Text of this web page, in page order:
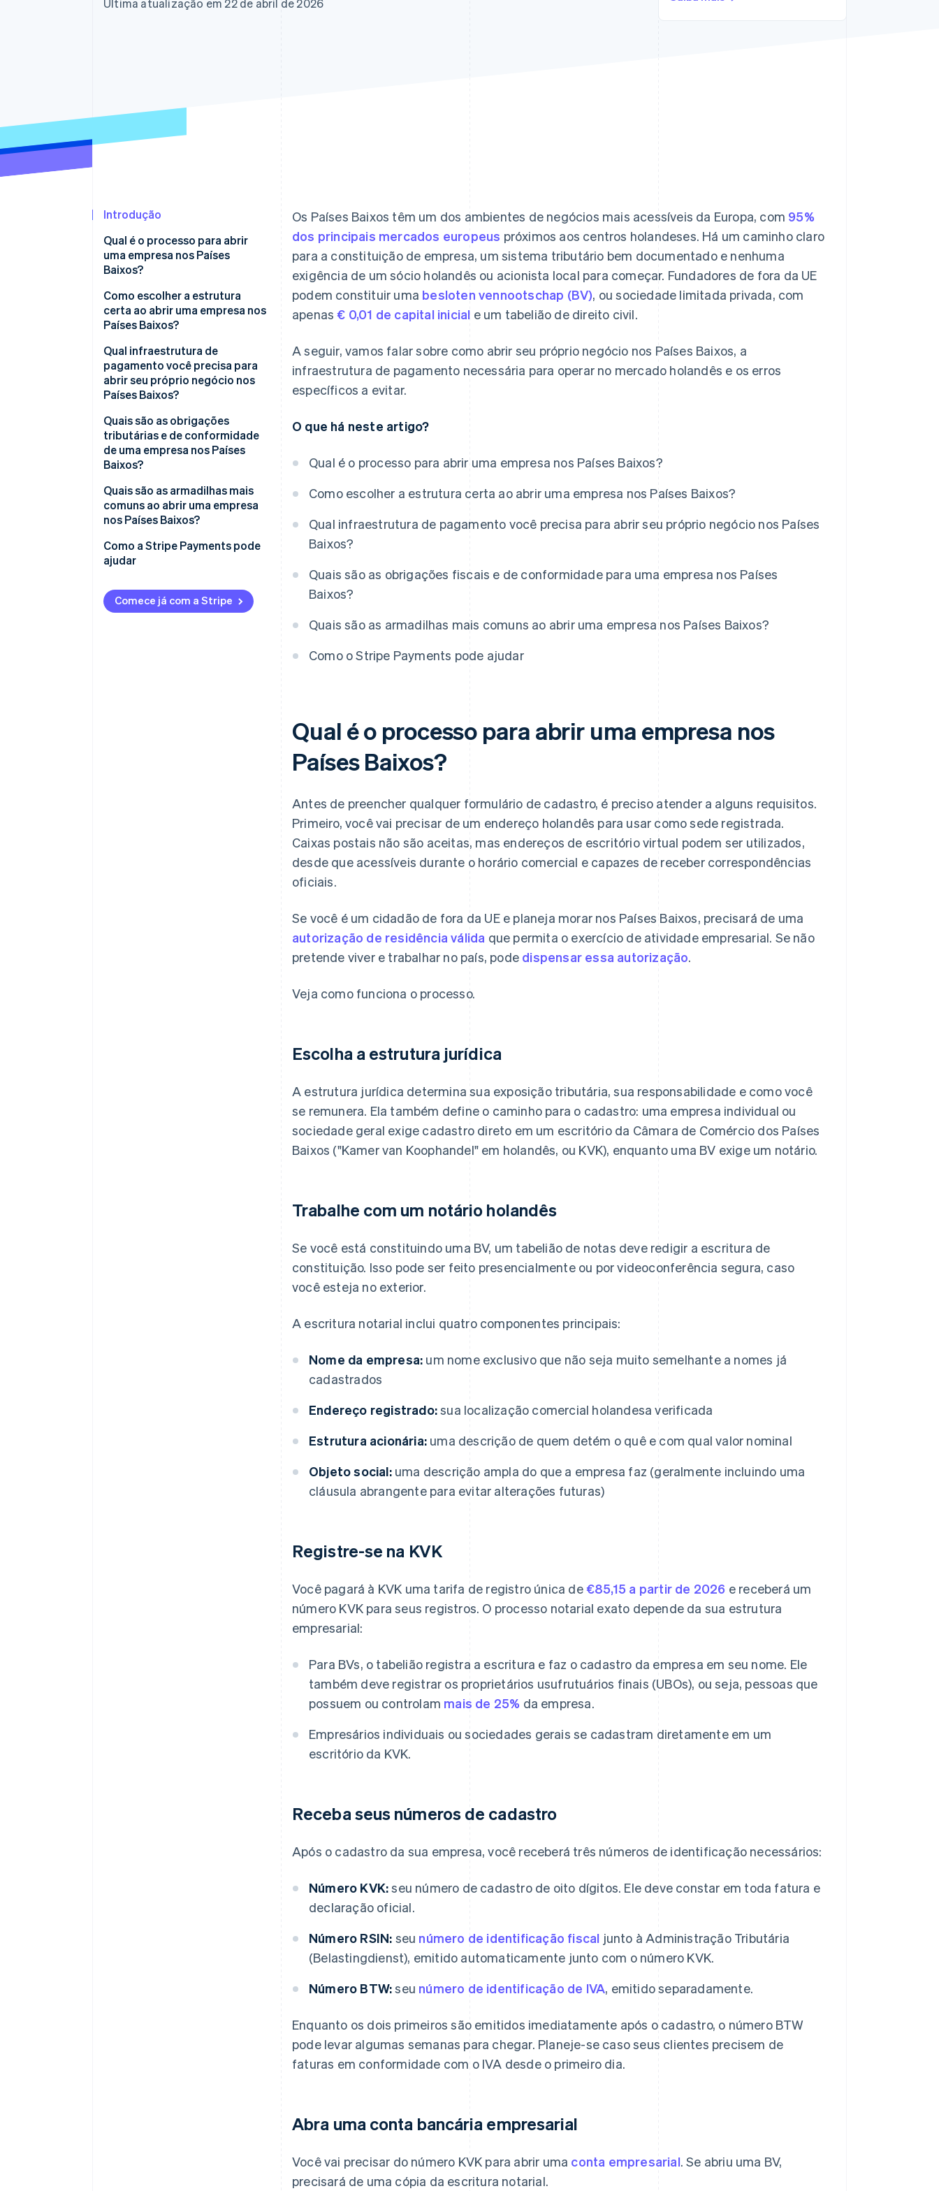
Veja como a Stripe está
Última atualização em 22 de abril de 2026
Introdução
Qual é o processo para abrir
uma empresa nos Países
Baixos?
Escolha a estrutura jurídica
Trabalhe com um notário
Registre-se na KVK
Receba seus números de
cadastro
Abra uma conta bancária
empresarial
Obtenha licenças específicas
do setor
Como escolher a estrutura
certa ao abrir uma empresa nos
Países Baixos?
Qual infraestrutura de
pagamento você precisa para
abrir seu próprio negócio nos
Países Baixos?
Quais são as obrigações
tributárias e de conformidade
de uma empresa nos Países
Baixos?
IVA (BTW)
Imposto de renda corporativo
Imposto sobre a folha de
pagamento
Tratados fiscais
Quais são as armadilhas mais
comuns ao abrir uma empresa
nos Países Baixos?
Escolher a estrutura jurídica
errada logo no início
Subestimar o salário mínimo
costumeiro
Como a Stripe Payments pode
ajudar
Comece já com a Stripe
Os Países Baixos têm um dos ambientes de negócios mais acessíveis da Europa, com 95%
dos principais mercados europeus próximos aos centros holandeses. Há um caminho claro
para a constituição de empresa, um sistema tributário bem documentado e nenhuma
exigência de um sócio holandês ou acionista local para começar. Fundadores de fora da UE
podem constituir uma besloten vennootschap (BV), ou sociedade limitada privada, com
apenas€ 0,01 de capital inicial e um tabelião de direito civil.
A seguir, vamos falar sobre como abrir seu próprio negócio nos Países Baixos, a
infraestrutura de pagamento necessária para operar no mercado holandês e os erros
específicos a evitar.
O que há neste artigo?
Qual é o processo para abrir uma empresa nos Países Baixos?
Como escolher a estrutura certa ao abrir uma empresa nos Países Baixos?
Qual infraestrutura de pagamento você precisa para abrir seu próprio negócio nos Países
Baixos?
Quais são as obrigações fiscais e de conformidade para uma empresa nos Países
Baixos?
Quais são as armadilhas mais comuns ao abrir uma empresa nos Países Baixos?
Como o Stripe Payments pode ajudar
Qual é o processo para abrir uma empresa nos
Países Baixos?
Antes de preencher qualquer formulário de cadastro, é preciso atender a alguns requisitos.
Primeiro, você vai precisar de um endereço holandês para usar como sede registrada.
Caixas postais não são aceitas, mas endereços de escritório virtual podem ser utilizados,
desde que acessíveis durante o horário comercial e capazes de receber correspondências
oficiais.
Se você é um cidadão de fora da UE e planeja morar nos Países Baixos, precisará de uma
autorização de residência válida que permita o exercício de atividade empresarial. Se não
pretende viver e trabalhar no país, pode dispensar essa autorização.
Veja como funciona o processo.
Escolha a estrutura jurídica
A estrutura jurídica determina sua exposição tributária, sua responsabilidade e como você
se remunera. Ela também define o caminho para o cadastro: uma empresa individual ou
sociedade geral exige cadastro direto em um escritório da Câmara de Comércio dos Países
Baixos ("Kamer van Koophandel" em holandês, ou KVK), enquanto uma BV exige um notário.
Trabalhe com um notário holandês
Se você está constituindo uma BV, um tabelião de notas deve redigir a escritura de
constituição. Isso pode ser feito presencialmente ou por videoconferência segura, caso
você esteja no exterior.
A escritura notarial inclui quatro componentes principais:
Nome da empresa: um nome exclusivo que não seja muito semelhante a nomes já
cadastrados
Endereço registrado:sua localização comercial holandesa verificada
Estrutura acionária: uma descrição de quem detém o quê e com qual valor nominal
Objeto social:uma descrição ampla do que a empresa faz (geralmente incluindo uma
cláusula abrangente para evitar alterações futuras)
Registre-se na KVK
Você pagará à KVK uma tarifa de registro única de€85,15 a partir de 2026 e receberá um
número KVK para seus registros. O processo notarial exato depende da sua estrutura
empresarial:
Para BVs, o tabelião registra a escritura e faz o cadastro da empresa em seu nome. Ele
também deve registrar os proprietários usufrutuários finais (UBOs), ou seja, pessoas que
possuem ou controlam mais de 25% da empresa.
Empresários individuais ou sociedades gerais se cadastram diretamente em um
escritório da KVK.
Receba seus números de cadastro
Após o cadastro da sua empresa, você receberá três números de identificação necessários:
Número KVK:seu número de cadastro de oito dígitos. Ele deve constar em toda fatura e
declaração oficial.
Número RSIN: seu número de identificação fiscal junto à Administração Tributária
(Belastingdienst), emitido automaticamente junto com o número KVK.
Número BTW:seu número de identificação de IVA, emitido separadamente.
Enquanto os dois primeiros são emitidos imediatamente após o cadastro, o número BTW
pode levar algumas semanas para chegar. Planeje-se caso seus clientes precisem de
faturas em conformidade com o IVA desde o primeiro dia.
Abra uma conta bancária empresarial
Você vai precisar do número KVK para abrir uma conta empresarial. Se abriu uma BV,
precisará de uma cópia da escritura notarial.